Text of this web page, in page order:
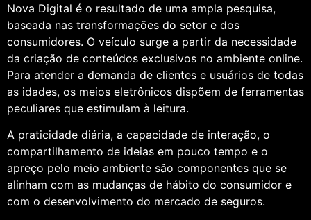
Nova Digital é o resultado de uma ampla pesquisa,
baseada nas transformações do setor e dos
consumidores. O veículo surge a partir da necessidade
da criação de conteúdos exclusivos no ambiente online.
Para atender a demanda de clientes e usuários de todas
as idades, os meios eletrônicos dispõem de ferramentas
peculiares que estimulam à leitura.
A praticidade diária, a capacidade de interação, o
compartilhamento de ideias em pouco tempo e o
apreço pelo meio ambiente são componentes que se
alinham com as mudanças de hábito do consumidor e
com o desenvolvimento do mercado de seguros.